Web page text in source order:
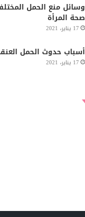
وسائل منع الحمل
صحة المرأة
17 يناير، 2021
أسباب حدوث الحمل
17 يناير، 2021